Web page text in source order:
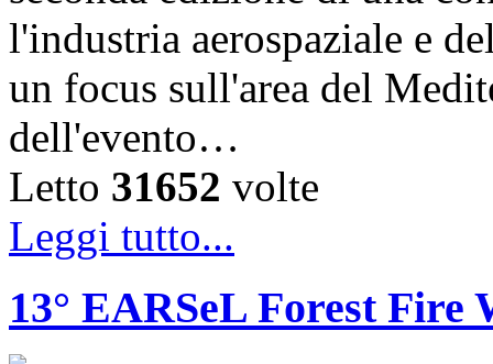
l'industria aerospaziale e
un focus sull'area del
dell'evento…
Letto 31652 volte
Leggi tutto...
13° EARSeL Forest Fire